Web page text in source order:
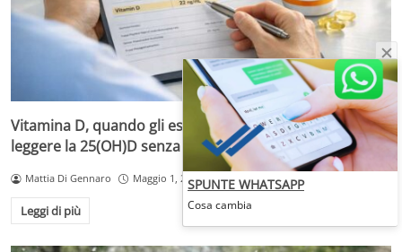
Vitamina D, quando gli esami servono davvero: come
leggere la 25(OH)D senza fai-da-te
Mattia Di Gennaro Maggio 1, 2026
Leggi di più
SPUNTE WHATSAPP
Cosa cambia